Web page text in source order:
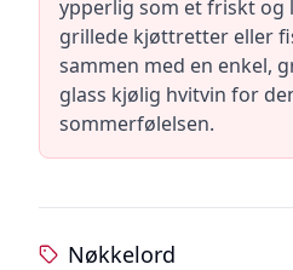
ypperlig som et friskt og
grillede kjøttretter eller
sammen med en enkel,
glass kjølig hvitvin for
sommerfølelsen.
Nøkkelord